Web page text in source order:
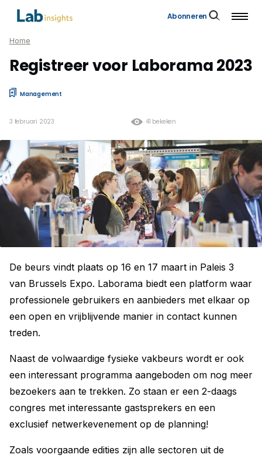
Abonneren
Home
Registreer voor Laborama 2023
Management
41 bekeken
3 februari 2023
De beurs vindt plaats op 16 en 17 maart in Paleis 3
van Brussels Expo. Laborama biedt een platform waar
professionele gebruikers en aanbieders met elkaar op
een open en vrijblijvende manier in contact kunnen
treden.
Naast de volwaardige fysieke vakbeurs wordt er ook
een interessant programma aangeboden om nog meer
bezoekers aan te trekken. Zo staan er een 2-daags
congres met interessante gastsprekers en een
exclusief netwerkevenement op de planning!
Zoals voorgaande edities zijn alle sectoren uit de